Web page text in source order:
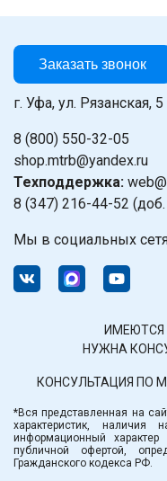
Заказать звонок
г. Уфа, ул. Рязанская, 5
8 (800) 550-32-05
shop.mtrb@yandex.ru
Техподдержка:
8 (347) 216-44-52
Мы в социальных
ИМЕЮТСЯ
НУЖНА
КОНСУЛЬТАЦИЯ ПО
*Вся представленная на
характеристик, наличия
информационный
публичной офертой,
Гражданского кодекса РФ.